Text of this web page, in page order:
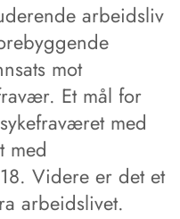
arbeidsliv
mot
Et mål for
med
med
Videre er det et
arbeidslivet.